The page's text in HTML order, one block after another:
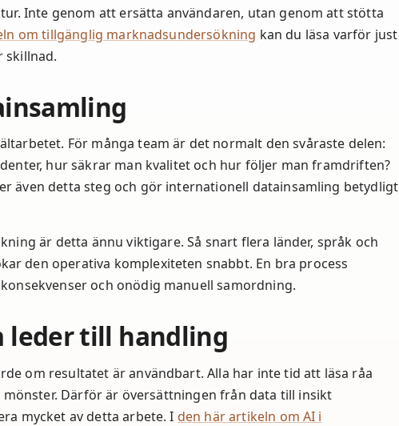
Inte genom att ersätta användaren, utan genom att stötta
om tillgänglig marknadsundersökning kan du läsa varför just
skillnad.
För många team är det normalt den svåraste delen:
hur säkrar man kvalitet och hur följer man framdriften?
även detta steg och gör internationell datainsamling betydligt
är detta ännu viktigare. Så snart flera länder, språk och
den operativa komplexiteten snabbt. En bra process
och onödig manuell samordning.
leder till handling
om resultatet är användbart. Alla har inte tid att läsa råa
Därför är översättningen från data till insikt
mycket av detta arbete. I den här artikeln om AI i